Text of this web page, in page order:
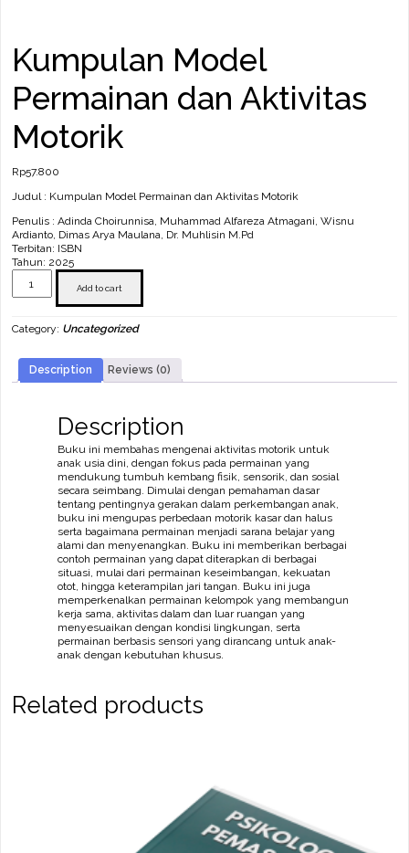
Kumpulan Model
Permainan dan Aktivitas
Motorik
Rp57.800
Judul : Kumpulan Model Permainan dan Aktivitas Motorik
Penulis : Adinda Choirunnisa, Muhammad Alfareza Atmagani, Wisnu
Ardianto, Dimas Arya Maulana, Dr. Muhlisin M.Pd
Terbitan: ISBN
Tahun: 2025
Kumpulan
Model
Permainan
Aktivitas
quantity
Add to cart
Category: Uncategorized
Description Reviews (0)
Description
Buku ini membahas mengenai aktivitas motorik untuk
anak usia dini, dengan fokus pada permainan yang
mendukung tumbuh kembang fisik, sensorik, dan sosial
secara seimbang. Dimulai dengan pemahaman dasar
tentang pentingnya gerakan dalam perkembangan anak,
buku ini mengupas perbedaan motorik kasar dan halus
serta bagaimana permainan menjadi sarana belajar yang
alami dan menyenangkan. Buku ini memberikan berbagai
contoh permainan yang dapat diterapkan di berbagai
situasi, mulai dari permainan keseimbangan, kekuatan
otot, hingga keterampilan jari tangan. Buku ini juga
memperkenalkan permainan kelompok yang membangun
kerja sama, aktivitas dalam dan luar ruangan yang
menyesuaikan dengan kondisi lingkungan, serta
permainan berbasis sensori yang dirancang untuk anak-
anak dengan kebutuhan khusus.
Related products